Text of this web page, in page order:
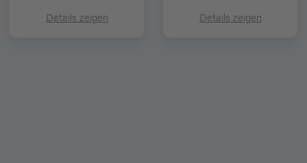
Details zeigen Details zeigen